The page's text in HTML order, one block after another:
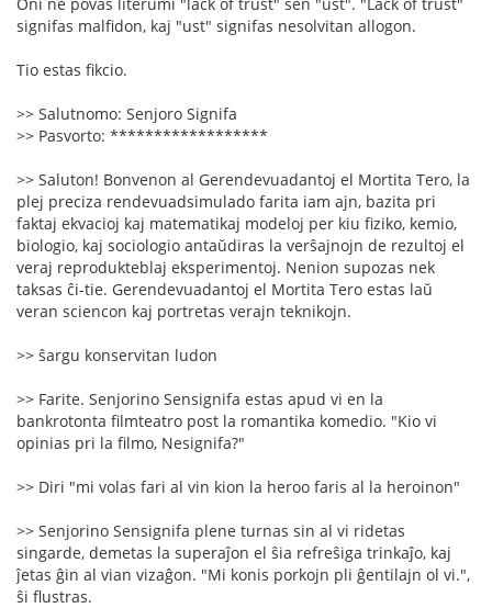
signifas malfidon, kaj "ust" signifas nesolvitan allogon.
Tio estas fikcio.
>> Salutnomo: Senjoro Signifa
>> Pasvorto: ******************
>> Saluton! Bonvenon al Gerendevuadantoj el Mortita Tero, la
plej preciza rendevuadsimulado farita iam ajn, bazita pri
faktaj ekvacioj kaj matematikaj modeloj per kiu fiziko, kemio,
biologio, kaj sociologio antaŭdiras la verŝajnojn de rezultoj el
veraj reprodukteblaj eksperimentoj. Nenion supozas nek
taksas ĉi-tie. Gerendevuadantoj el Mortita Tero estas laŭ
veran sciencon kaj portretas verajn teknikojn.
>> ŝargu konservitan ludon
>> Farite. Senjorino Sensignifa estas apud vi en la
bankrotonta filmteatro post la romantika komedio. "Kio vi
opinias pri la filmo, Nesignifa?"
>> Diri "mi volas fari al vin kion la heroo faris al la heroinon"
>> Senjorino Sensignifa plene turnas sin al vi ridetas
singarde, demetas la superaĵon el ŝia refreŝiga trinkaĵo, kaj
ĵetas ĝin al vian vizaĝon. "Mi konis porkojn pli ĝentilajn ol vi.",
ŝi flustras.